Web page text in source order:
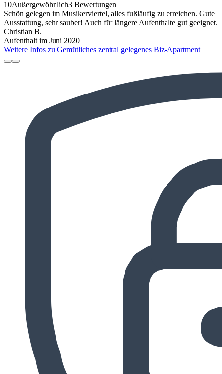
10Außergewöhnlich3 Bewertungen
Schön gelegen im Musikerviertel, alles fußläufig zu erreichen. Gute
Ausstattung, sehr sauber! Auch für längere Aufenthalte gut geeignet.
Christian B.
Aufenthalt im Juni 2020
Weitere Infos zu Gemütliches zentral gelegenes Biz-Apartment